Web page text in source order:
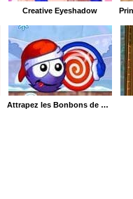
Creative Eyeshadow
Attrapez les Bonbons de Noël